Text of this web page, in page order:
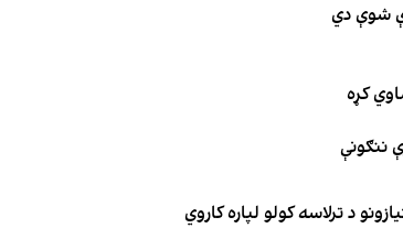
شوې دي
د ترلاسه کولو لپاره کاروي